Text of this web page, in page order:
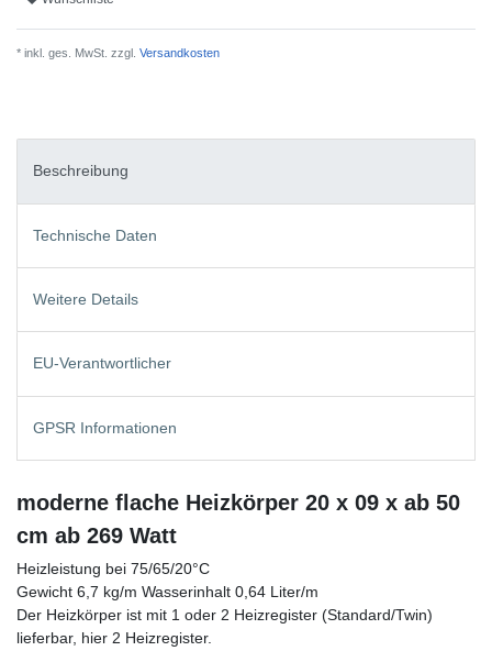
* inkl. ges. MwSt. zzgl. Versandkosten
Beschreibung
Technische Daten
Weitere Details
EU-Verantwortlicher
GPSR Informationen
moderne flache Heizkörper 20 x 09 x ab 50
cm ab 269 Watt
Heizleistung bei 75/65/20°C
Gewicht 6,7 kg/m Wasserinhalt 0,64 Liter/m
Der Heizkörper ist mit 1 oder 2 Heizregister (Standard/Twin)
lieferbar, hier 2 Heizregister.